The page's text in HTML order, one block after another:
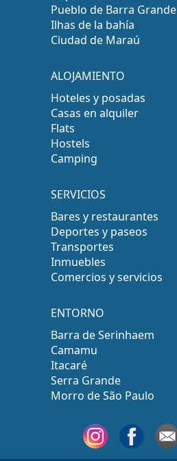
Pueblo de Barra Grande
Ilhas de la bahía
Ciudad de Maraú
ALOJAMIENTO
Hoteles y posadas
Casas en alquiler
Flats
Hostels
Camping
SERVICIOS
Bares y restaurantes
Deportes y paseos
Transportes
Inmuebles
Comercios y servicios
ENTORNO
Barra de Serinhaem
Camamu
Itacaré
Serra Grande
Morro de São Paulo